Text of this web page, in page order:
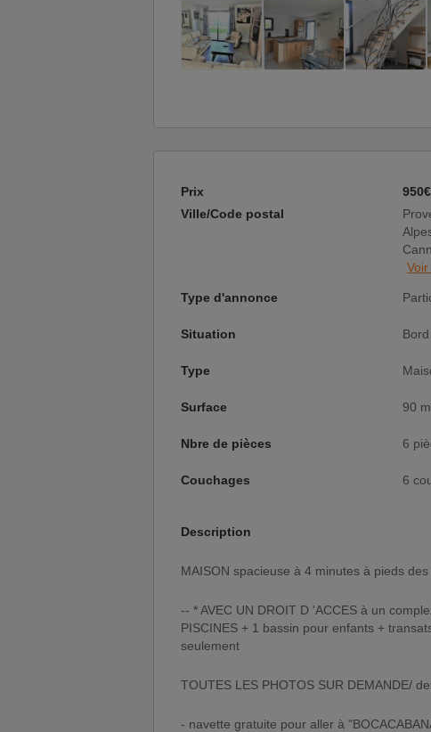
Prix
950€
Ville/Code postal
Type d'annonce
Situation
Type
Surface 90
Nbre de pièces 6
Couchages 6
Description
MAISON spacieuse à 4 minutes à pieds
-- * AVEC UN DROIT D 'ACCES à un
PISCINES + 1 bassin pour enfants +
seulement
TOUTES LES PHOTOS SUR DEMANDE/
- navette gratuite pour aller à